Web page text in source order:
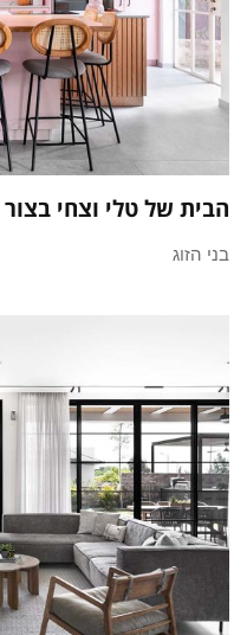
הבית של טלי וצחי בצור
בני הזוג